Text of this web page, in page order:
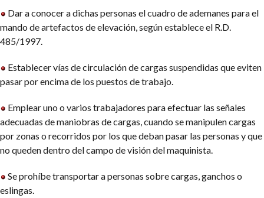
Dar a conocer a dichas personas el cuadro de ademanes para el
mando de artefactos de elevación, según establece el R.D.
485/1997.
Establecer vías de circulación de cargas suspendidas que eviten
pasar por encima de los puestos de trabajo.
Emplear uno o varios trabajadores para efectuar las señales
adecuadas de maniobras de cargas, cuando se manipulen cargas
por zonas o recorridos por los que deban pasar las personas y que
no queden dentro del campo de visión del maquinista.
Se prohíbe transportar a personas sobre cargas, ganchos o
eslingas.